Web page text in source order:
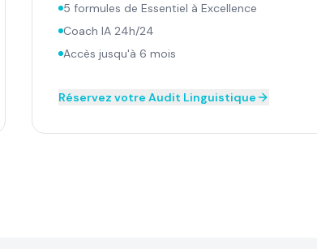
5 formules de Essentiel à Excellence
Coach IA 24h/24
Accès jusqu'à 6 mois
Réservez votre Audit Linguistique